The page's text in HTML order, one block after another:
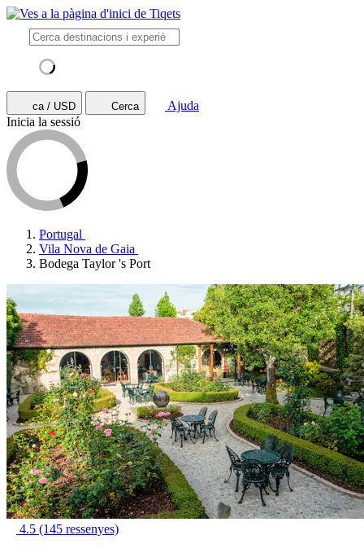
ca / USD Cerca
Ajuda
Inicia la sessió
Portugal
Vila Nova de Gaia
Bodega Taylor 's Port
4.5 (145 ressenyes)